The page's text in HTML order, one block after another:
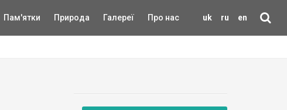
uk ru en
Пам'ятки Природа Галереї Про нас